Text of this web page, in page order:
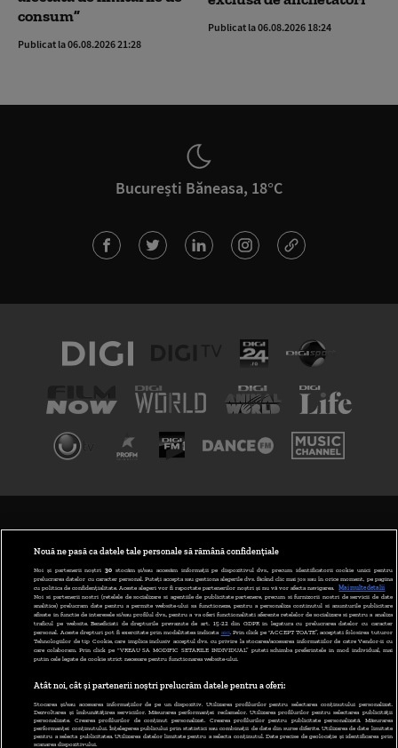
consum”
Publicat la 06.08.2026 21:28
Publicat la 06.08.2026 18:24
București Băneasa, 18°C
ABONARE DIGI TV
GESTIONAȚI PREFERINȚELE
CODUL DIGI24
CAMERE WEB
CONTACT/INFO
Nouă ne pasă ca datele tale personale să rămână confidențiale
Noi și partenerii noștri 30stocăm și/sau accesăm informații pe dispozitivul dvs., precum identificatorii cookie unici pentru
prelucrarea datelor cu caracter personal. Puteți accepta sau gestiona alegerile dvs. făcând clic mai jos sau în orice moment, pe pagina
cu politica de confidențialitate. Aceste alegeri vor fi raportate partenerilor noștri și nu vă vor afecta navigarea.
Mai multe detalii
Noi si partenerii nostri (retelele de socializare si agentiile de publicitate partenere, precum si furnizorii nostri de servicii de date
analitice) prelucram date pentru a permite website-ului sa functioneze, pentru a personaliza continutul si anunturile publicitare
afisate in functie de interesele si/sau profilul dvs., pentru a va oferi functionalitati aferente retelelor de socializare si pentru a analiza
traficul pe website. Beneficiati de drepturile prevazute de art. 15-22 din GDPR in legatura cu prelucrarea datelor cu caracter
personal. Aceste drepturi pot fi exercitate prin modalitatea indicata aici. Prin click pe “ACCEPT TOATE”, acceptati folosirea tuturor
Tehnologiilor de tip Cookie, care implica inclusiv acceptul dvs. cu privire la stocarea/accesarea informatiilor de catre Vendor-ii cu
care colaboram. Prin click pe “VREAU SA MODIFIC SETARILE INDIVIDUAL” puteti schimba preferintele in mod individual, mai
putin cele legate de cookie strict necesare pentru functionarea website-ului.
Atât noi, cât și partenerii noștri prelucrăm datele pentru a oferi:
Stocarea și/sau accesarea informațiilor de pe un dispozitiv. Utilizarea profilurilor pentru selectarea conținutului personalizat.
Dezvoltarea și îmbunătățirea serviciilor. Măsurarea performanței reclamelor. Utilizarea profilurilor pentru selectarea publicității
personalizate. Crearea profilurilor de conținut personalizat. Crearea profilurilor pentru publicitate personalizată. Măsurarea
performanței conținutului. Înțelegerea publicului prin statistici sau combinații de date din surse diferite. Utilizarea de date limitate
pentru a selecta publicitatea. Utilizarea datelor limitate pentru a selecta conținutul. Date precise de geolocație și identificarea prin
scanarea dispozitivului.